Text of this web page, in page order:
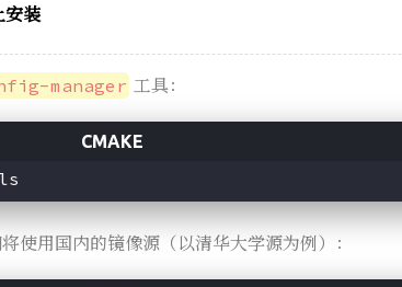
装
manager 工具：
使用国内的镜像源（以清华大学源为例）：